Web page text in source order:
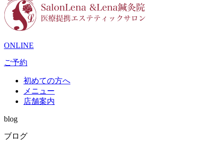
ONLINE
ご予約
初めての方へ
メニュー
店舗案内
blog
ブログ